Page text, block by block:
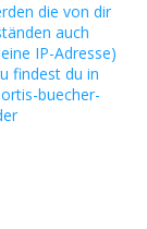
die von dir
auch
IP-Adresse)
findest du in
buecher-